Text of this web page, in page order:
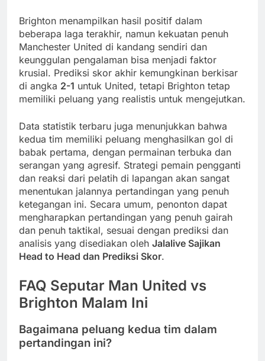
Brighton menampilkan hasil positif dalam
beberapa laga terakhir, namun kekuatan penuh
Manchester United di kandang sendiri dan
keunggulan pengalaman bisa menjadi faktor
krusial. Prediksi skor akhir kemungkinan berkisar
di angka 2-1 untuk United, tetapi Brighton tetap
memiliki peluang yang realistis untuk mengejutkan.
Data statistik terbaru juga menunjukkan bahwa
kedua tim memiliki peluang menghasilkan gol di
babak pertama, dengan permainan terbuka dan
serangan yang agresif. Strategi pemain pengganti
dan reaksi dari pelatih di lapangan akan sangat
menentukan jalannya pertandingan yang penuh
ketegangan ini. Secara umum, penonton dapat
mengharapkan pertandingan yang penuh gairah
dan penuh taktikal, sesuai dengan prediksi dan
analisis yang disediakan oleh Jalalive Sajikan
Head to Head dan Prediksi Skor.
FAQ Seputar Man United vs
Brighton Malam Ini
Bagaimana peluang kedua tim dalam
pertandingan ini?